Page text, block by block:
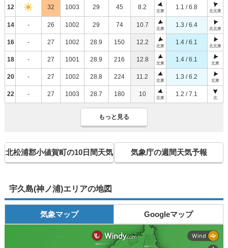
12 32 1003 29 45 8.2
北東
1.1 / 6.8
北北東
14 - 26 1002 29 74 10.7
北東
1.3 / 6.4
北北東
16 - 27 1002 28.9 150 12.2
北東
1.4 / 6.1
北北東
18 - 27 1001 28.9 216 12.8
北東
1.4 / 6.1
北東
20 - 27 1002 28.8 224 11.2
北東
1.3 / 6.2
北東
22 - 27 1003 28.7 180 10
北東
1.2 / 7.1
北
もっと見る
北松浦郡小値賀町の10日間天気 気象庁の週間天気予報
宇久島(神ノ浦)エリアの地図
気象マップ Googleマップ